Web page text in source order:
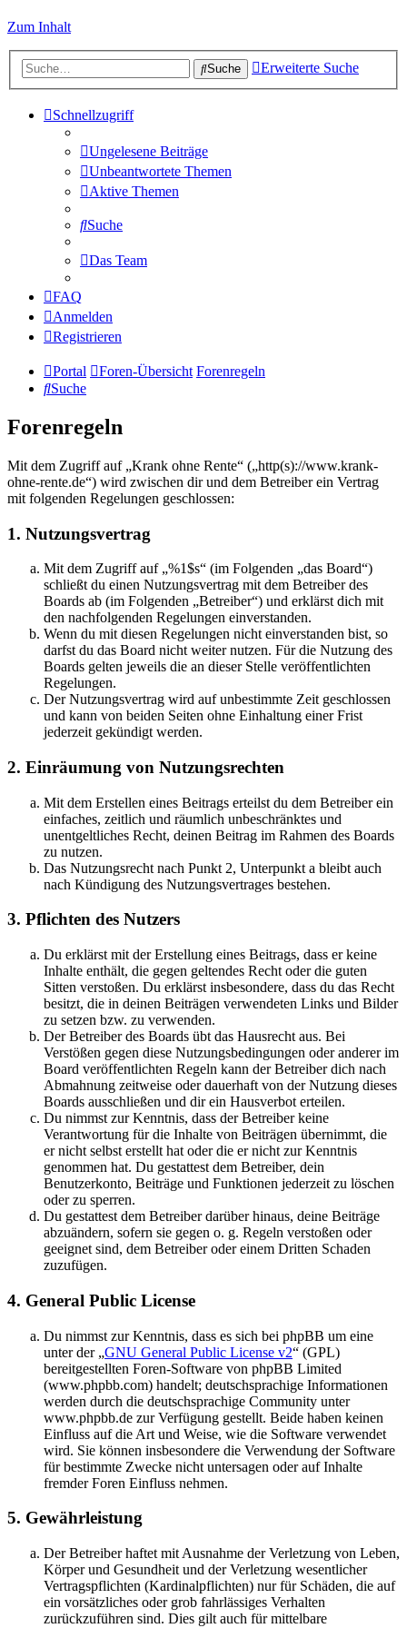
Zum Inhalt
Suche Erweiterte Suche
Schnellzugriff
Ungelesene Beiträge
Unbeantwortete Themen
Aktive Themen
Suche
Das Team
FAQ
Anmelden
Registrieren
Portal Foren-Übersicht Forenregeln
Suche
Forenregeln
Mit dem Zugriff auf „Krank ohne Rente“ („http(s)://www.krank-
ohne-rente.de“) wird zwischen dir und dem Betreiber ein Vertrag
mit folgenden Regelungen geschlossen:
1. Nutzungsvertrag
Mit dem Zugriff auf „%1$s“ (im Folgenden „das Board“)
schließt du einen Nutzungsvertrag mit dem Betreiber des
Boards ab (im Folgenden „Betreiber“) und erklärst dich mit
den nachfolgenden Regelungen einverstanden.
Wenn du mit diesen Regelungen nicht einverstanden bist, so
darfst du das Board nicht weiter nutzen. Für die Nutzung des
Boards gelten jeweils die an dieser Stelle veröffentlichten
Regelungen.
Der Nutzungsvertrag wird auf unbestimmte Zeit geschlossen
und kann von beiden Seiten ohne Einhaltung einer Frist
jederzeit gekündigt werden.
2. Einräumung von Nutzungsrechten
Mit dem Erstellen eines Beitrags erteilst du dem Betreiber ein
einfaches, zeitlich und räumlich unbeschränktes und
unentgeltliches Recht, deinen Beitrag im Rahmen des Boards
zu nutzen.
Das Nutzungsrecht nach Punkt 2, Unterpunkt a bleibt auch
nach Kündigung des Nutzungsvertrages bestehen.
3. Pflichten des Nutzers
Du erklärst mit der Erstellung eines Beitrags, dass er keine
Inhalte enthält, die gegen geltendes Recht oder die guten
Sitten verstoßen. Du erklärst insbesondere, dass du das Recht
besitzt, die in deinen Beiträgen verwendeten Links und Bilder
zu setzen bzw. zu verwenden.
Der Betreiber des Boards übt das Hausrecht aus. Bei
Verstößen gegen diese Nutzungsbedingungen oder anderer im
Board veröffentlichten Regeln kann der Betreiber dich nach
Abmahnung zeitweise oder dauerhaft von der Nutzung dieses
Boards ausschließen und dir ein Hausverbot erteilen.
Du nimmst zur Kenntnis, dass der Betreiber keine
Verantwortung für die Inhalte von Beiträgen übernimmt, die
er nicht selbst erstellt hat oder die er nicht zur Kenntnis
genommen hat. Du gestattest dem Betreiber, dein
Benutzerkonto, Beiträge und Funktionen jederzeit zu löschen
oder zu sperren.
Du gestattest dem Betreiber darüber hinaus, deine Beiträge
abzuändern, sofern sie gegen o. g. Regeln verstoßen oder
geeignet sind, dem Betreiber oder einem Dritten Schaden
zuzufügen.
4. General Public License
Du nimmst zur Kenntnis, dass es sich bei phpBB um eine
unter der „GNU General Public License v2“ (GPL)
bereitgestellten Foren-Software von phpBB Limited
(www.phpbb.com) handelt; deutschsprachige Informationen
werden durch die deutschsprachige Community unter
www.phpbb.de zur Verfügung gestellt. Beide haben keinen
Einfluss auf die Art und Weise, wie die Software verwendet
wird. Sie können insbesondere die Verwendung der Software
für bestimmte Zwecke nicht untersagen oder auf Inhalte
fremder Foren Einfluss nehmen.
5. Gewährleistung
Der Betreiber haftet mit Ausnahme der Verletzung von Leben,
Körper und Gesundheit und der Verletzung wesentlicher
Vertragspflichten (Kardinalpflichten) nur für Schäden, die auf
ein vorsätzliches oder grob fahrlässiges Verhalten
zurückzuführen sind. Dies gilt auch für mittelbare